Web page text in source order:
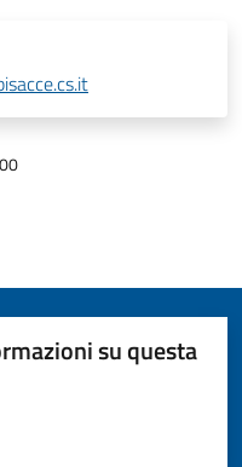
su questa